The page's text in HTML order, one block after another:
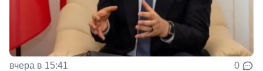
вчера в 15:41 0